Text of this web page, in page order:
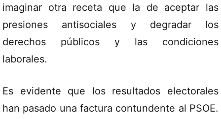
imaginar otra receta que la de aceptar las
presiones antisociales y degradar los
derechos públicos y las condiciones
laborales.
Es evidente que los resultados electorales
han pasado una factura contundente al PSOE.